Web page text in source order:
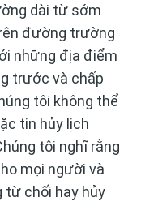
dài từ sớm
đường trường
những địa điểm
trước và chấp
tôi không thể
tin hủy lịch
tôi nghĩ rằng
mọi người và
từ chối hay hủy